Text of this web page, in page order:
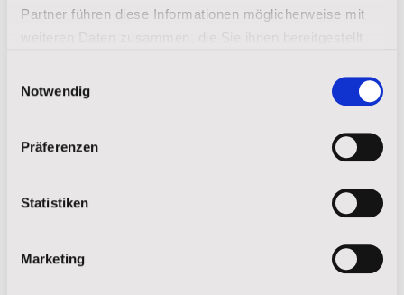
Partner führen diese Informationen möglicherweise mit
gesammelt haben.
Notwendig
Präferenzen
Statistiken
Marketing
Pferdetherapiezentrum